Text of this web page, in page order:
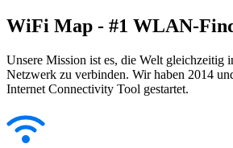
WiFi Map - #1 WLAN-
Unsere Mission ist es, die Welt gleichzeitig
Netzwerk zu verbinden. Wir haben 2014
Internet Connectivity Tool gestartet.